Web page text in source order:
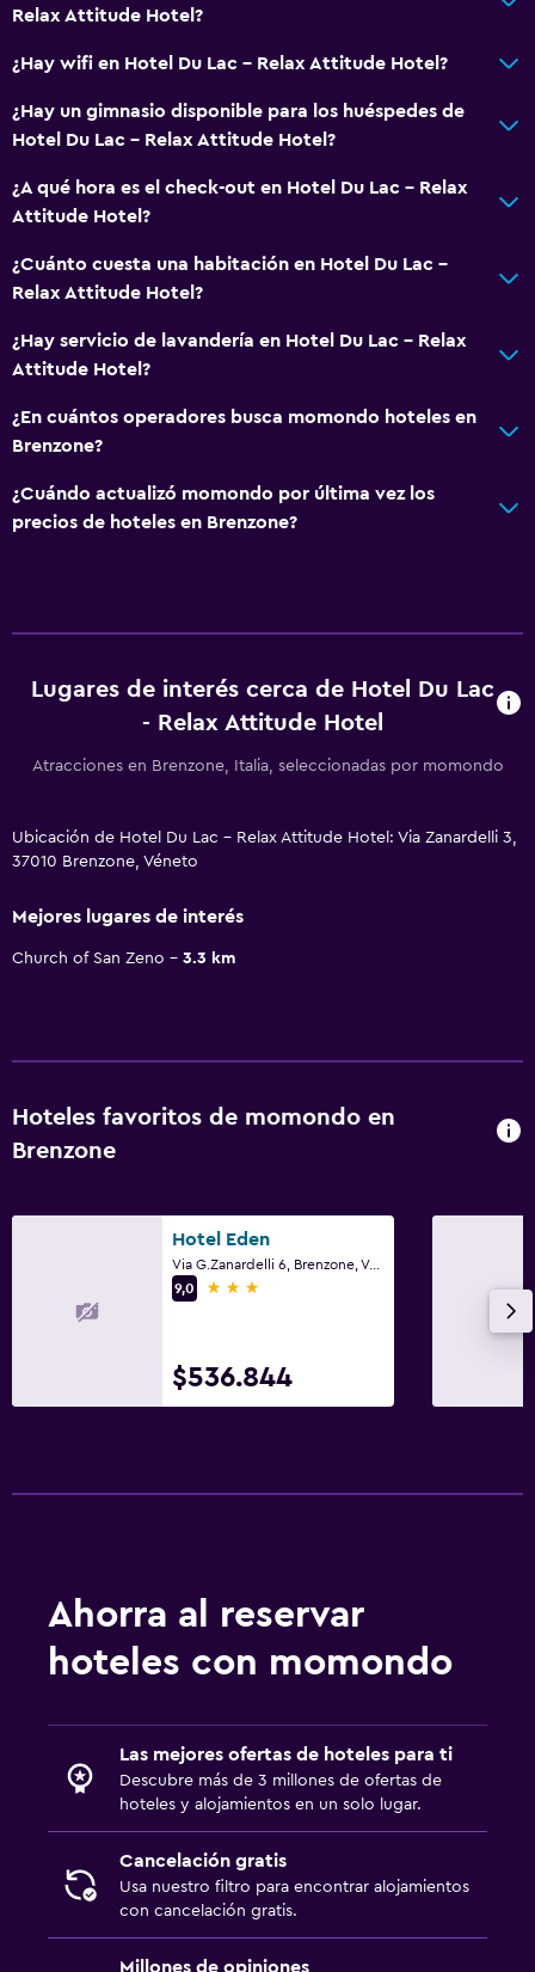
Relax Attitude Hotel?
¿Hay wifi en Hotel Du Lac - Relax Attitude Hotel?
¿Hay un gimnasio disponible para los huéspedes de
Hotel Du Lac - Relax Attitude Hotel?
¿A qué hora es el check-out en Hotel Du Lac - Relax
Attitude Hotel?
¿Cuánto cuesta una habitación en Hotel Du Lac -
Relax Attitude Hotel?
¿Hay servicio de lavandería en Hotel Du Lac - Relax
Attitude Hotel?
¿En cuántos operadores busca momondo hoteles en
Brenzone?
¿Cuándo actualizó momondo por última vez los
precios de hoteles en Brenzone?
Lugares de interés cerca de Hotel Du Lac
- Relax Attitude Hotel
Atracciones en Brenzone, Italia, seleccionadas por momondo
Ubicación de Hotel Du Lac - Relax Attitude Hotel: Via Zanardelli 3,
37010 Brenzone, Véneto
Mejores lugares de interés
Church of San Zeno 3.3 km
Hoteles favoritos de momondo en
Brenzone
Hotel Eden
Via G.Zanardelli 6, Brenzone, Véneto
9,0
3 estrellas
$536.844
Ahorra al reservar
hoteles con momondo
Las mejores ofertas de hoteles para ti
Descubre más de 3 millones de ofertas de
hoteles y alojamientos en un solo lugar.
Cancelación gratis
Usa nuestro filtro para encontrar alojamientos
con cancelación gratis.
Millones de opiniones